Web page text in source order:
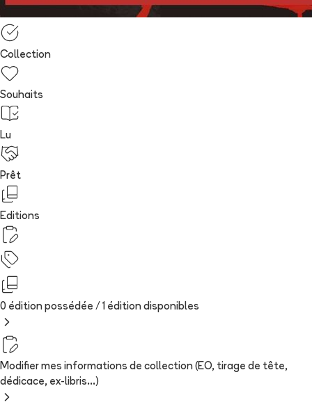
Collection
Souhaits
Lu
Prêt
Editions
0 édition possédée / 1 édition disponibles
Modifier mes informations de collection (EO, tirage de tête,
dédicace, ex-libris...)